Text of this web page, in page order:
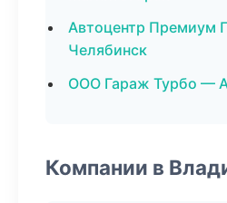
Автоцентр Премиум
Челябинск
ООО Гараж Турбо —
Компании в